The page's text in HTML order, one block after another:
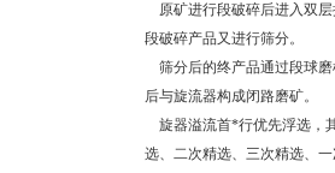
原矿进行段破碎后进入双层
段破碎产品又进行筛分。
筛分后的终产品通过段球磨
后与旋流器构成闭路磨矿。
旋器溢流首*行优先浮选，
选、二次精选、三次精选、